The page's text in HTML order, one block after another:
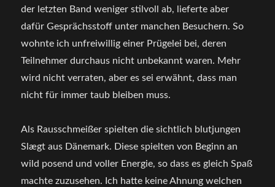
der letzten Band weniger stilvoll ab, lieferte aber
dafür Gesprächsstoff unter manchen Besuchern. So
wohnte ich unfreiwillig einer Prügelei bei, deren
Teilnehmer durchaus nicht unbekannt waren. Mehr
wird nicht verraten, aber es sei erwähnt, dass man
nicht für immer taub bleiben muss.
Als Rausschmeißer spielten die sichtlich blutjungen
Slægt aus Dänemark. Diese spielten von Beginn an
wild posend und voller Energie, so dass es gleich Spaß
machte zuzusehen. Ich hatte keine Ahnung welchen